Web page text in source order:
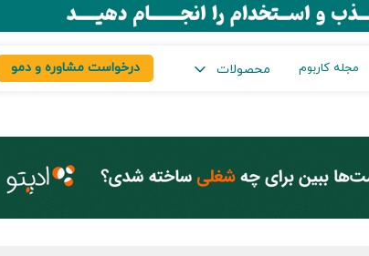
مجله کاربوم محصولات درخواست مشاوره و دمو